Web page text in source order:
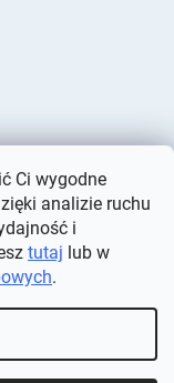
Ci wygodne
analizie ruchu
i
tutaj lub w
.